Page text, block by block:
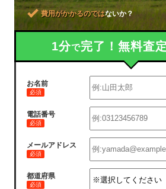
1分で完了！無料査定
費用がかかるのではないか？
お名前
必須
電話番号
必須
メールアドレス
必須
都道府県
必須